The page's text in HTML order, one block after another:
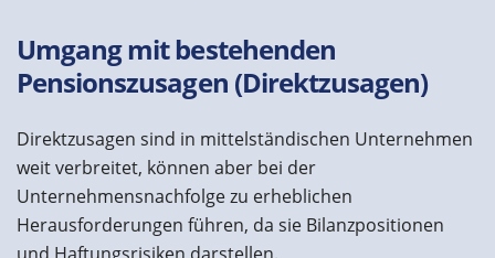
Umgang mit bestehenden
Pensionszusagen (Direktzusagen)
Direktzusagen sind in mittelständischen Unternehmen
weit verbreitet, können aber bei der
Unternehmensnachfolge zu erheblichen
Herausforderungen führen, da sie Bilanzpositionen